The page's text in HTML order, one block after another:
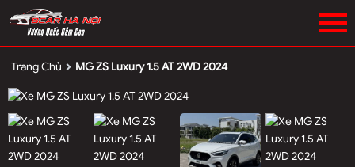
Trang Chủ MG ZS Luxury 1.5 AT 2WD 2024